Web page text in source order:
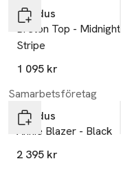
Residus
Breton Top - Midnight
Stripe
1 095 kr
Samarbetsföretag
Residus
Annie Blazer - Black
2 395 kr